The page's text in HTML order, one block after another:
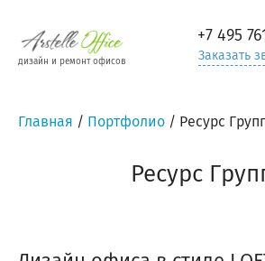
дизайн и ремонт офисов
+7 495
Заказать
Главная / Портфолио / Ресурс
Ресурс